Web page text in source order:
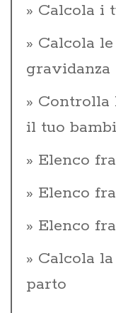
Calcola i
Calcola
gravidanza
Controlla
il tuo
Elenco
Elenco
Elenco
Calcola
parto